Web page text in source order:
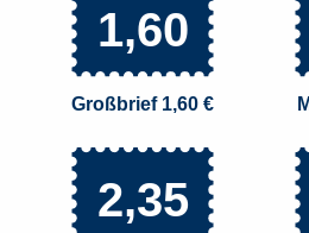
1,60
Großbrief 1,60 €
2,35